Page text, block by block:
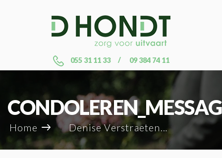
055 31 11 33 09 384 74 11
Home Denise Verstraeten_72438